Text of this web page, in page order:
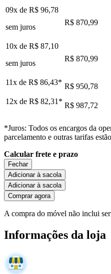
09x de R$ 96,78
sem juros
R$ 870,99
10x de R$ 87,10
sem juros
R$ 870,99
11x de R$ 86,43* R$ 950,78
12x de R$ 82,31 * R$ 987,72
*Juros: Todos os encargos da
parcelamento e outras tarifas
Calcular frete e prazo
Fechar
Adicionar à sacola
Adicionar à sacola
Comprar agora
A compra do móvel não inclui
Informações da loja